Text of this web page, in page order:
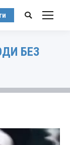
Search:
БЕЗ